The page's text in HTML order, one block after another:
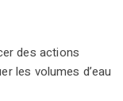
des actions
les volumes d’eau